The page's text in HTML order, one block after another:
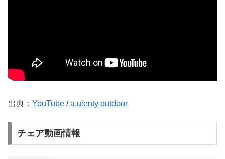
出典： YouTube /a.ulenty outdoor
チェア動画情報